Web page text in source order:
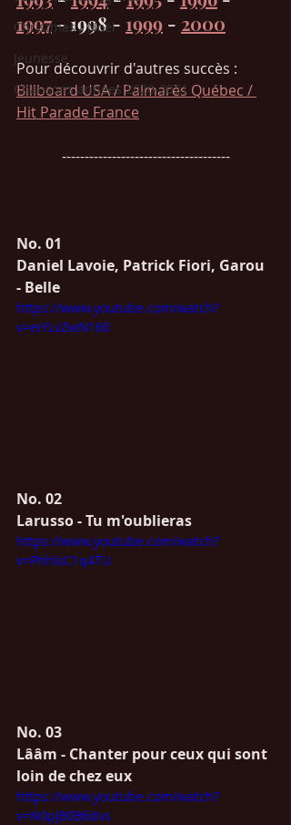
Christmas / Noël
Jeunesse
Chansons années 2020-2021
1997 - 1998 - 1999 - 2000
Pour découvrir d'autres succès :
Billboard USA / Palmarès Québec /
Hit Parade France
-------------------------------------
No. 01
Daniel Lavoie, Patrick Fiori, Garou
- Belle
https://www.youtube.com/watch?
v=eiYLvZwN160
No. 02
Larusso - Tu m'oublieras
https://www.youtube.com/watch?
v=PhhlsC1q4TU
No. 03
Lââm - Chanter pour ceux qui sont
loin de chez eux
https://www.youtube.com/watch?
v=N0pJB0B6dvs